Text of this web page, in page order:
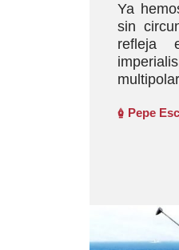
Ya
sin
refleja
Pepe